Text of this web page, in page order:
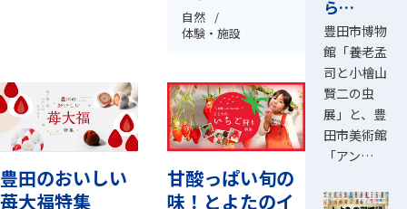
自然
体験・施設
豊田のおいしい
苺大福特集
甘酸っぱい旬の
味！とよたのイ
ら…
豊田市博物
館「養老孟
司と小檜山
賢二の虫
展」と、豊
田市美術館
「アン…